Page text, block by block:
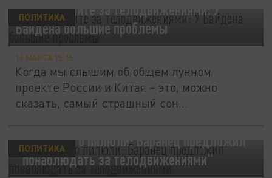
Понаблюдайте за телодвижениями: У
Байдена большие проблемы
ПОЛИТИКА
16 МАРТА 15:15
Когда мы слышим об общем лунном
проекте России и Китая – это, можно
сказать, самый страшный сон
Байден и его пилюли: Баранец предложил
"понаблюдать за телодвижениями"
ПОЛИТИКА